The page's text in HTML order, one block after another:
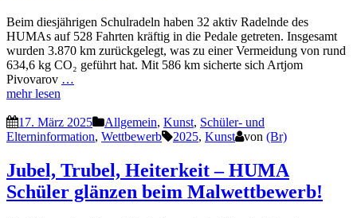
Beim diesjährigen Schulradeln haben 32 aktiv Radelnde des
HUMAs auf 528 Fahrten kräftig in die Pedale getreten. Insgesamt
wurden 3.870 km zurückgelegt, was zu einer Vermeidung von rund
634,6 kg CO₂ geführt hat. Mit 586 km sicherte sich Artjom
Pivovarov …
mehr lesen
17. März 2025 Allgemein, Kunst, Schüler- und
Elterninformation, Wettbewerb 2025, Kunst von (Br)
Jubel, Trubel, Heiterkeit – HUMA
Schüler glänzen beim Malwettbewerb!